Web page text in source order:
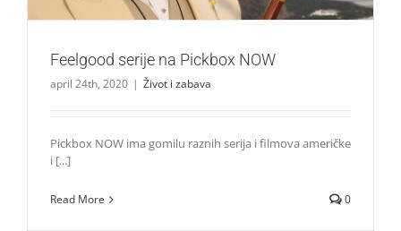
Feelgood serije na Pickbox NOW
april 24th, 2020 | Život i zabava
Pickbox NOW ima gomilu raznih serija i filmova američke
i [...]
Read More 0